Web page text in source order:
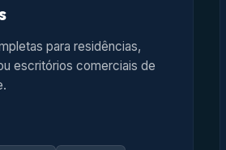
para residências,
escritórios comerciais de